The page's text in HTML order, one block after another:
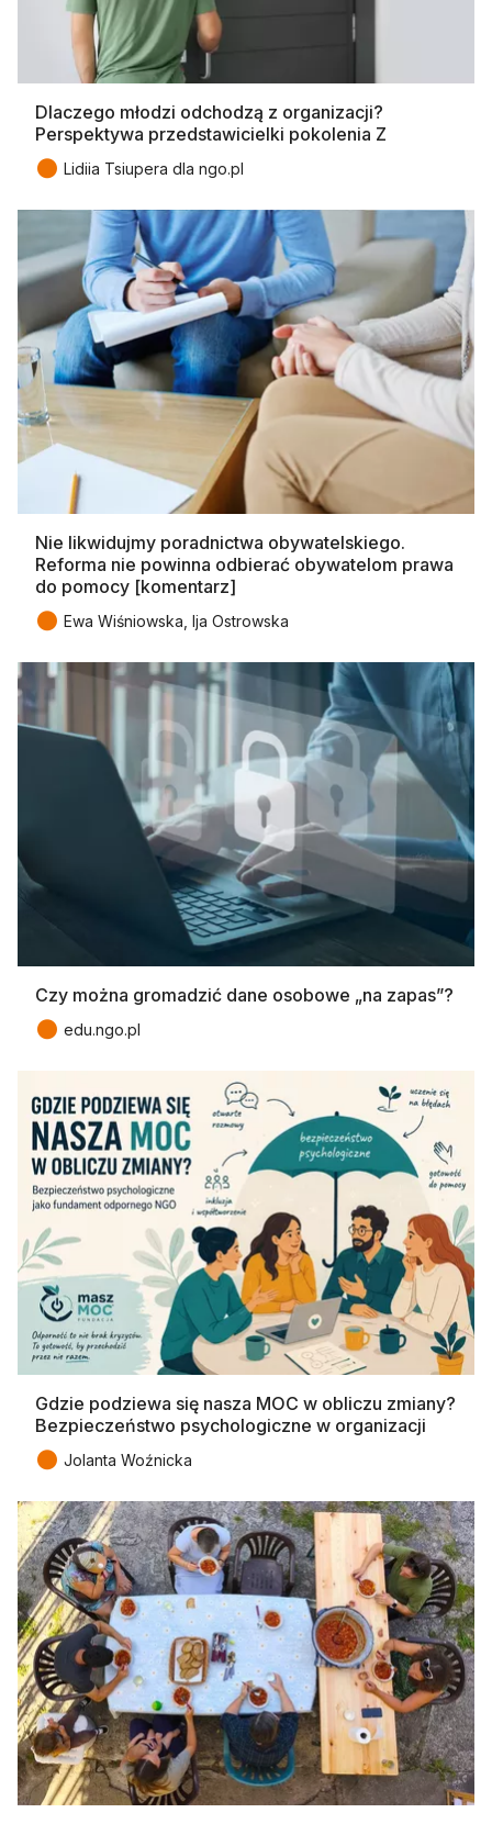
Dlaczego młodzi odchodzą z organizacji?
Perspektywa przedstawicielki pokolenia Z
● Lidiia Tsiupera dla ngo.pl
Nie likwidujmy poradnictwa obywatelskiego.
Reforma nie powinna odbierać obywatelom prawa
do pomocy [komentarz]
● Ewa Wiśniowska, Ija Ostrowska
Czy można gromadzić dane osobowe „na zapas”?
● edu.ngo.pl
Gdzie podziewa się nasza MOC w obliczu zmiany?
Bezpieczeństwo psychologiczne w organizacji
● Jolanta Woźnicka